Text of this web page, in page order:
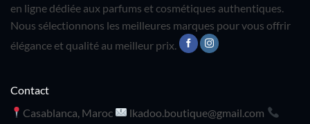
en ligne dédiée aux parfums et cosmétiques authentiques.
Nous sélectionnons les meilleures marques pour vous offrir
élégance et qualité au meilleur prix.
Contact
Casablanca, Maroc
lkadoo.boutique@gmail.com